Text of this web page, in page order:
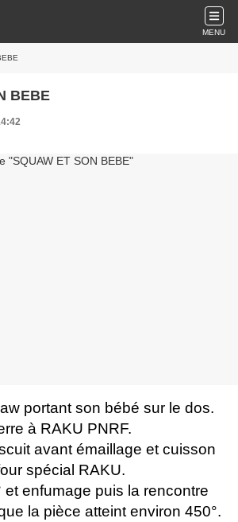
MENU
BEBE
portant son bébé sur le dos.
à RAKU PNRF.
avant émaillage et cuisson
spécial RAKU.
et enfumage puis la rencontre
la pièce atteint environ 450°.